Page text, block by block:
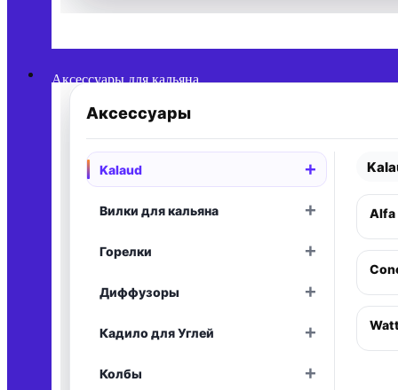
Аксессуары для кальяна
Аксессуары
Kalaud +Раскрыть
Вилки для кальяна +
Горелки +Раскрыть
Диффузоры +
Кадило для Углей +Раскрыть
Колбы +Раскрыть
Alfa